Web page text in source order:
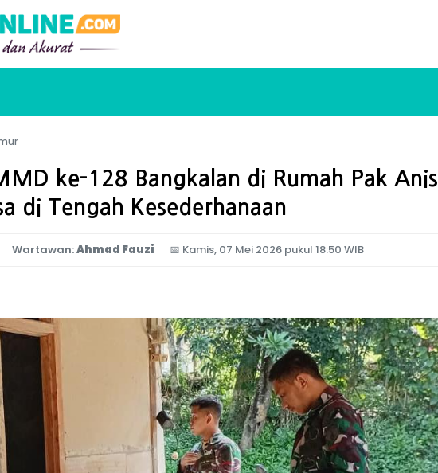
ke-128 Bangkalan di Rumah Pak Anis
di Tengah Kesederhanaan
Wartawan:Ahmad Fauzi 📅 Kamis, 07 Mei 2026 pukul 18:50 WIB